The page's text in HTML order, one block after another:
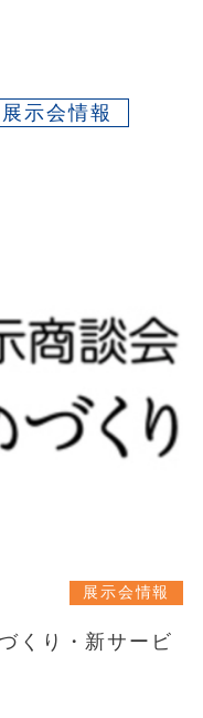
展示会情報
展示会情報
くり・新サービ